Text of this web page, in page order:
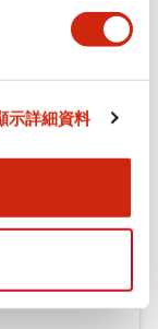
示詳細資料
文版)